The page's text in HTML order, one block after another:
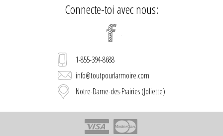
Connecte-toi avec nous:
1-855-394-8688
info@toutpourlarmoire.com
Notre-Dame-des-Prairies (Joliette)